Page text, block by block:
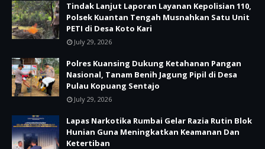
Tindak Lanjut Laporan Layanan Kepolisian 110,
Polsek Kuantan Tengah Musnahkan Satu Unit
PETI di Desa Koto Kari
July 29, 2026
Polres Kuansing Dukung Ketahanan Pangan
Nasional, Tanam Benih Jagung Pipil di Desa
Pulau Kopuang Sentajo
July 29, 2026
Lapas Narkotika Rumbai Gelar Razia Rutin Blok
Hunian Guna Meningkatkan Keamanan Dan
Ketertiban